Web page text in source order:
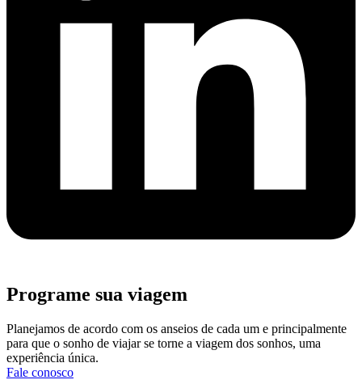
Programe sua viagem
Planejamos de acordo com os anseios de cada um e principalmente
para que o sonho de viajar se torne a viagem dos sonhos, uma
experiência única.
Fale conosco